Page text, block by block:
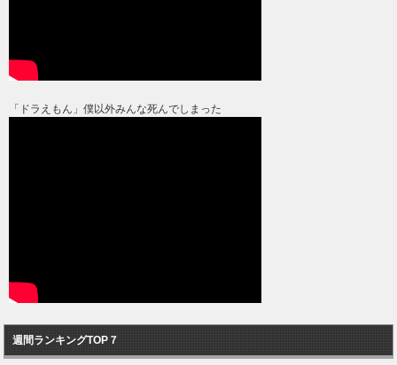
「ドラえもん」僕以外みんな死んでしまった
週間ランキングTOP７